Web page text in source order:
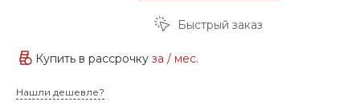
Быстрый заказ
Купить в рассрочку за / мес.
Нашли дешевле?